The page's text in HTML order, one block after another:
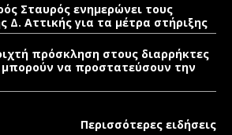
Σταυρός ενημερώνει τους
Δ. Αττικής για τα μέτρα στήριξης
πρόσκληση στους διαρρήκτες
μπορούν να προστατεύσουν την
Περισσότερες ειδήσεις